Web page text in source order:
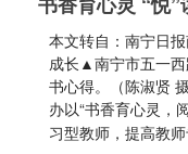
本文转自：南宁日
成长▲南宁市五一
书心得。（陈淑贤
办以“书香育心灵，
习型教师，提高教